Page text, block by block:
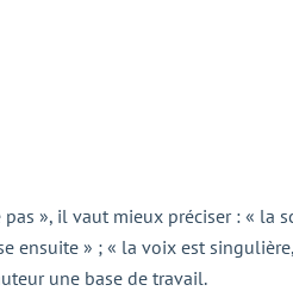
», il vaut mieux préciser : « la
ensuite » ; « la voix est
une base de travail.